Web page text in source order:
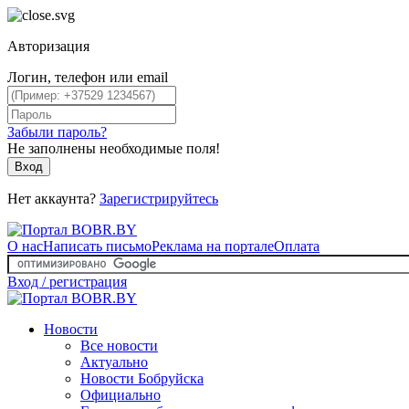
Авторизация
Логин, телефон или email
Забыли пароль?
Не заполнены необходимые поля!
Вход
Нет аккаунта? Зарегистрируйтесь
О насНаписать письмоРеклама на порталеОплата
Вход / регистрация
Новости
Все новости
Актуально
Новости Бобруйска
Официально